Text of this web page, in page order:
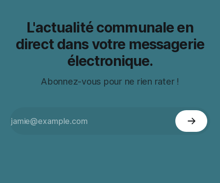
L'actualité communale en
direct dans votre messagerie
électronique.
Abonnez-vous pour ne rien rater !